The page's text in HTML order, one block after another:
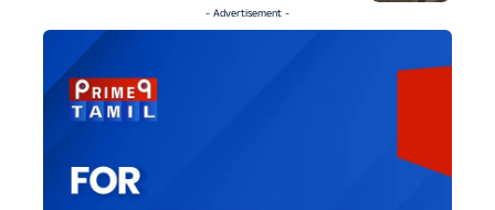
- Advertisement -